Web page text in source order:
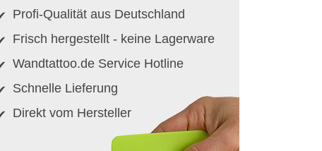
Profi-Qualität aus Deutschland
Frisch hergestellt - keine Lagerware
Wandtattoo.de Service Hotline
Schnelle Lieferung
Direkt vom Hersteller